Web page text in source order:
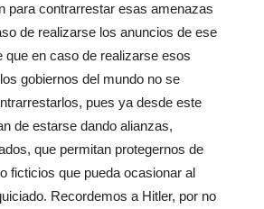
para contrarrestar esas amenazas
de realizarse los anuncios de ese
que en caso de realizarse esos
gobiernos del mundo no se
pues ya desde este
de estarse dando alianzas,
que permitan protegernos de
ficticios que pueda ocasionar al
Recordemos a Hitler, por no